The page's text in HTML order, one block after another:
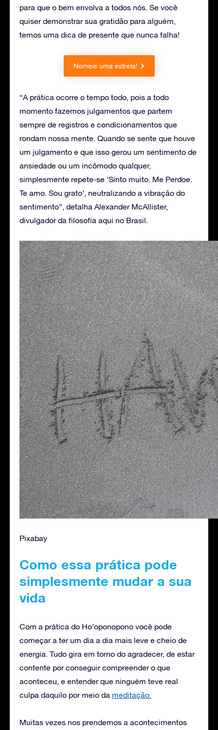
para que o bem envolva a todos nós. Se você
quiser demonstrar sua gratidão para alguém,
temos uma dica de presente que nunca falha!
Nomeie uma estrela!
“A prática ocorre o tempo todo, pois a todo
momento fazemos julgamentos que partem
sempre de registros e condicionamentos que
rondam nossa mente. Quando se sente que houve
um julgamento e que isso gerou um sentimento de
ansiedade ou um incômodo qualquer,
simplesmente repete-se ‘Sinto muito. Me Perdoe.
Te amo. Sou grato’, neutralizando a vibração do
sentimento”, detalha Alexander McAllister,
divulgador da filosofia aqui no Brasil.
Pixabay
Como essa prática pode
simplesmente mudar a sua
vida
Com a prática do Ho’oponopono você pode
começar a ter um dia a dia mais leve e cheio de
energia. Tudo gira em torno do agradecer, de estar
contente por conseguir compreender o que
aconteceu, e entender que ninguém teve real
culpa daquilo por meio da meditação.
Muitas vezes nos prendemos a acontecimentos